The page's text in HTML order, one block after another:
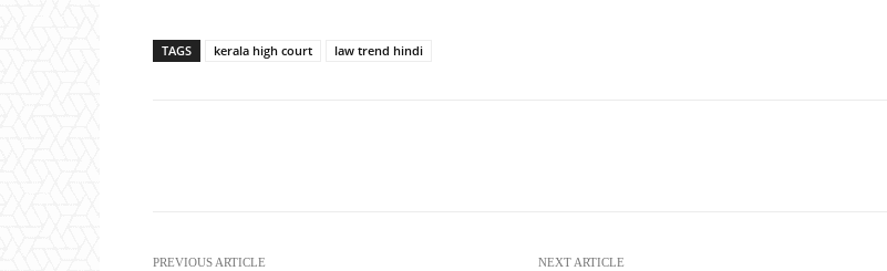
TAGS kerala high court law trend hindi
PREVIOUS ARTICLE NEXT ARTICLE